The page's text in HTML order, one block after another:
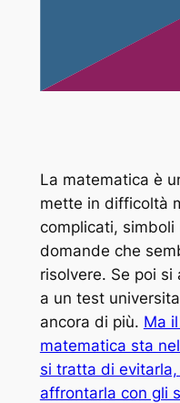
La matematica è
mette in difficoltà
complicati, simboli
domande che
risolvere. Se poi si
a un test
ancora di più. Ma
matematica sta
si tratta di
affrontarla con gli